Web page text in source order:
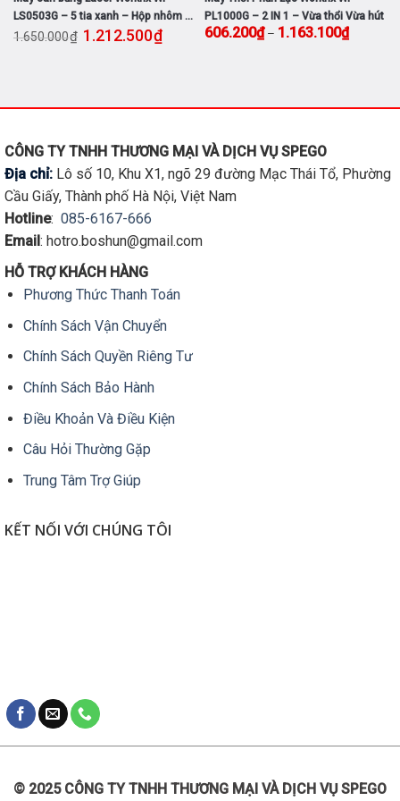
thổi Vừa hút
₫Khoảng giá: từ 606.200₫ đến 1.163.100₫
SD150PRO đầu 2 trong 1 – Lực siết
150Nm – Bảo hành chính hãng 12
1.800.000₫ Giá gốc là: 1.800.000₫.
1.319.200₫Giá hiện tại là: 1.319.200₫.
SPS800
990.000 ₫ Giá gốc là:
669.300
CÔNG TY TNHH THƯƠNG MẠI VÀ DỊCH VỤ SPEGO
Địa chỉ: Lô số 10, Khu X1, ngõ 29 đường Mạc Thái Tổ, Phường
Cầu Giấy, Thành phố Hà Nội, Việt Nam
Hotline: 085-6167-666
Email : hotro.boshun@gmail.com
HỖ TRỢ KHÁCH HÀNG
Phương Thức Thanh Toán
Chính Sách Vận Chuyển
Chính Sách Quyền Riêng Tư
Chính Sách Bảo Hành
Điều Khoản Và Điều Kiện
Câu Hỏi Thường Gặp
Trung Tâm Trợ Giúp
KẾT NỐI VỚI CHÚNG TÔI
© 2025 CÔNG TY TNHH THƯƠNG MẠI VÀ DỊCH VỤ SPEGO